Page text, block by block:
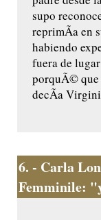
supo
reprimÃ­a en
habiendo
fuera de
porquÃ© que
decÃ­a
6. - Carla
Femminile: